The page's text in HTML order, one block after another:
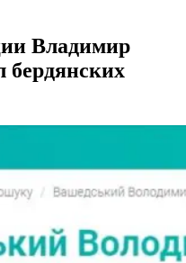
Владимир
бердянских